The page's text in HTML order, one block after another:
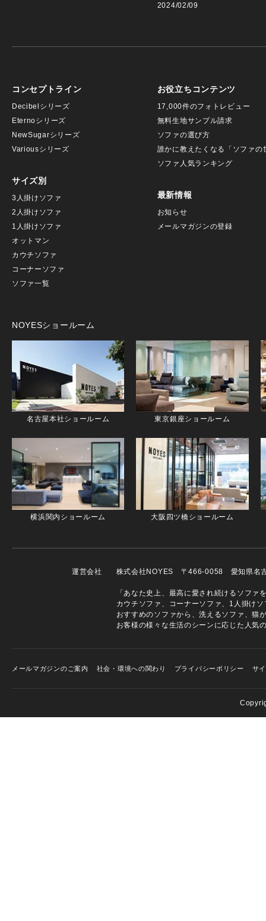
2024/02/09
コンセプトライン
Decibelシリーズ
Eternoシリーズ
NewSugarシリーズ
Variousシリーズ
サイズ別
3人掛けソファ
2人掛けソファ
1人掛けソファ
オットマン
カウチソファ
コーナーソファ
ソファ一覧
お役立ちコンテンツ
17,000件のフォトレビュー
無料生地サンプル請求
ソファの選び方
誰かに教えたくなる「ソファの
ソファ人気ランキング
最新情報
お知らせ
メールマガジンの登録
NOYESショールーム
名古屋本社ショールーム 東京銀座ショールーム
横浜関内ショールーム 大阪四ツ橋ショールーム
運営会社 株式会社NOYES 〒466-0058 愛知県名
「あなた史上、最高に愛され続けるソフ
カウチソファ、コーナーソファ、1人掛け
おすすめのソファから、洗えるソファ、猫
お客様の様々な生活のシーンに応じた人気
メールマガジンのご案内 社会・環境への関わり プライバシーポリシー サ